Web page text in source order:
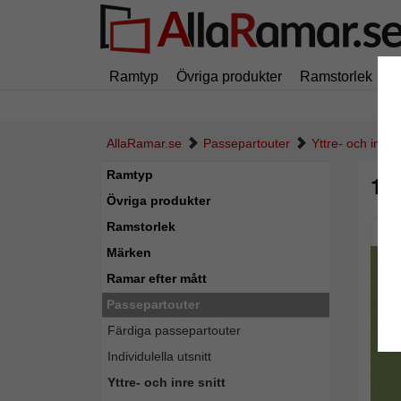
Ramtyp Övriga produkter Ramstorlek
AllaRamar.se Passepartouter Yttre- och inre
Ramtyp
Övriga produkter
Ramstorlek
Märken
Ramar efter mått
Passepartouter
Färdiga passepartouter
Individulella utsnitt
Yttre- och inre snitt